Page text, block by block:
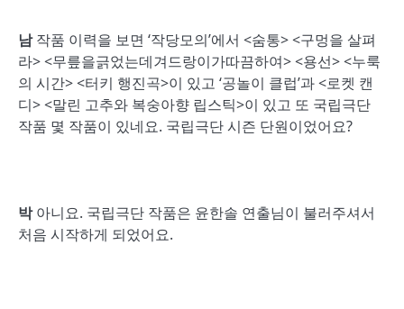
남작품 이력을 보면 ‘작당모의’에서 <숨통> <구멍을 살펴
라> <무릎을긁었는데겨드랑이가따끔하여> <용선> <누룩
의 시간> <터키 행진곡>이 있고 ‘공놀이 클럽’과 <로켓 캔
디> <말린 고추와 복숭아향 립스틱>이 있고 또 국립극단
작품 몇 작품이 있네요. 국립극단 시즌 단원이었어요?
박아니요. 국립극단 작품은 윤한솔 연출님이 불러주셔서
처음 시작하게 되었어요.